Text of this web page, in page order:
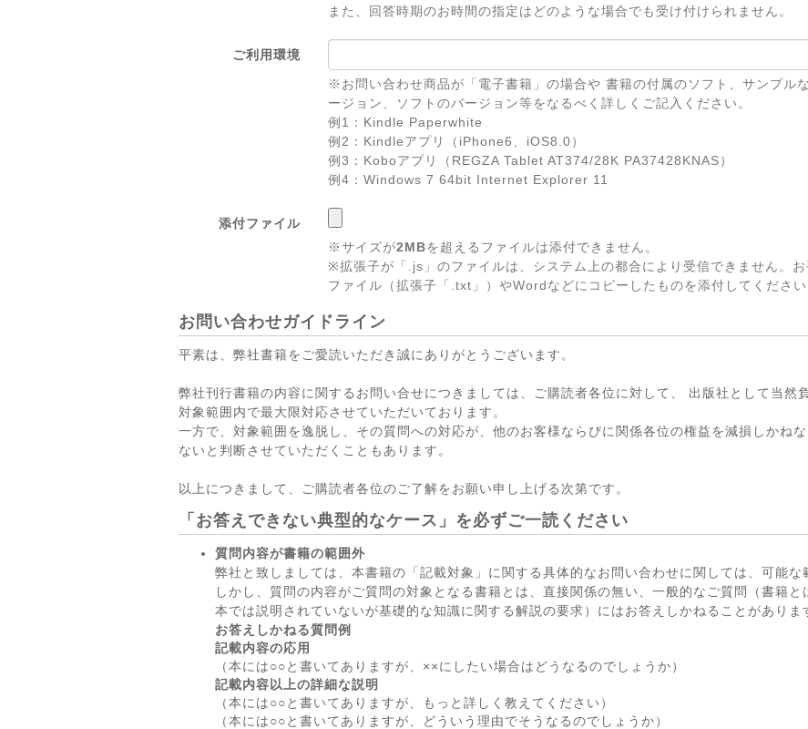
また、回答時期のお時間の指定はどのような場合でも受け付けられません。
ご利用環境
※お問い合わせ商品が「電子書籍」の場合や 書籍の付属のソフト、サンプル
ージョン、ソフトのバージョン等をなるべく詳しくご記入ください。
例1：Kindle Paperwhite
例2：Kindleアプリ（iPhone6、iOS8.0）
例3：Koboアプリ（REGZA Tablet AT374/28K PA37428KNAS）
例4：Windows 7 64bit Internet Explorer 11
添付ファイル
※サイズが2MBを超えるファイルは添付できません。
※拡張子が「.js」のファイルは、システム上の都合により受信できません。
ファイル（拡張子「.txt」）やWordなどにコピーしたものを添付してください
お問い合わせガイドライン
平素は、弊社書籍をご愛読いただき誠にありがとうございます。
弊社刊行書籍の内容に関するお問い合せにつきましては、ご購読者各位に対して、 出版社として当然
対象範囲内で最大限対応させていただいております。
一方で、対象範囲を逸脱し、その質問への対応が、他のお客様ならびに関係各位の権益を減損しかね
ないと判断させていただくこともあります。
以上につきまして、ご購読者各位のご了解をお願い申し上げる次第です。
「お答えできない典型的なケース」を必ずご一読ください
質問内容が書籍の範囲外
弊社と致しましては、本書籍の「記載対象」に関する具体的なお問い合わせに関しては、可能な
しかし、質問の内容がご質問の対象となる書籍とは、直接関係の無い、一般的なご質問（書籍
本では説明されていないが基礎的な知識に関する解説の要求）にはお答えしかねることがありま
お答えしかねる質問例
記載内容の応用
（本には○○と書いてありますが、××にしたい場合はどうなるのでしょうか）
記載内容以上の詳細な説明
（本には○○と書いてありますが、もっと詳しく教えてください）
（本には○○と書いてありますが、どういう理由でそうなるのでしょうか）